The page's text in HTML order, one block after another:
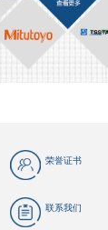
荣誉证书
联系我们